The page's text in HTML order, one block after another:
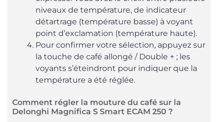
niveaux de température, de indicateur
détartrage (température basse) à voyant
point d’exclamation (température haute).
Pour confirmer votre sélection, appuyez sur
la touche de café allongé / Double + ; les
voyants s’éteindront pour indiquer que la
température a été réglée.
Comment régler la mouture du café sur la
Delonghi Magnifica S Smart ECAM 250 ?